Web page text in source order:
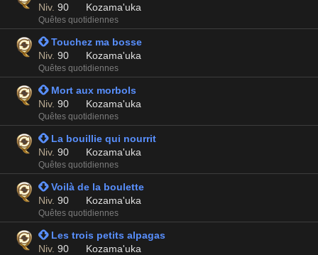
Niv. 90 Kozama'uka
Quêtes quotidiennes
 Touchez ma bosse
Niv. 90 Kozama'uka
Quêtes quotidiennes
 Mort aux morbols
Niv. 90 Kozama'uka
Quêtes quotidiennes
 La bouillie qui nourrit
Niv. 90 Kozama'uka
Quêtes quotidiennes
 Voilà de la boulette
Niv. 90 Kozama'uka
Quêtes quotidiennes
 Les trois petits alpagas
Niv. 90 Kozama'uka